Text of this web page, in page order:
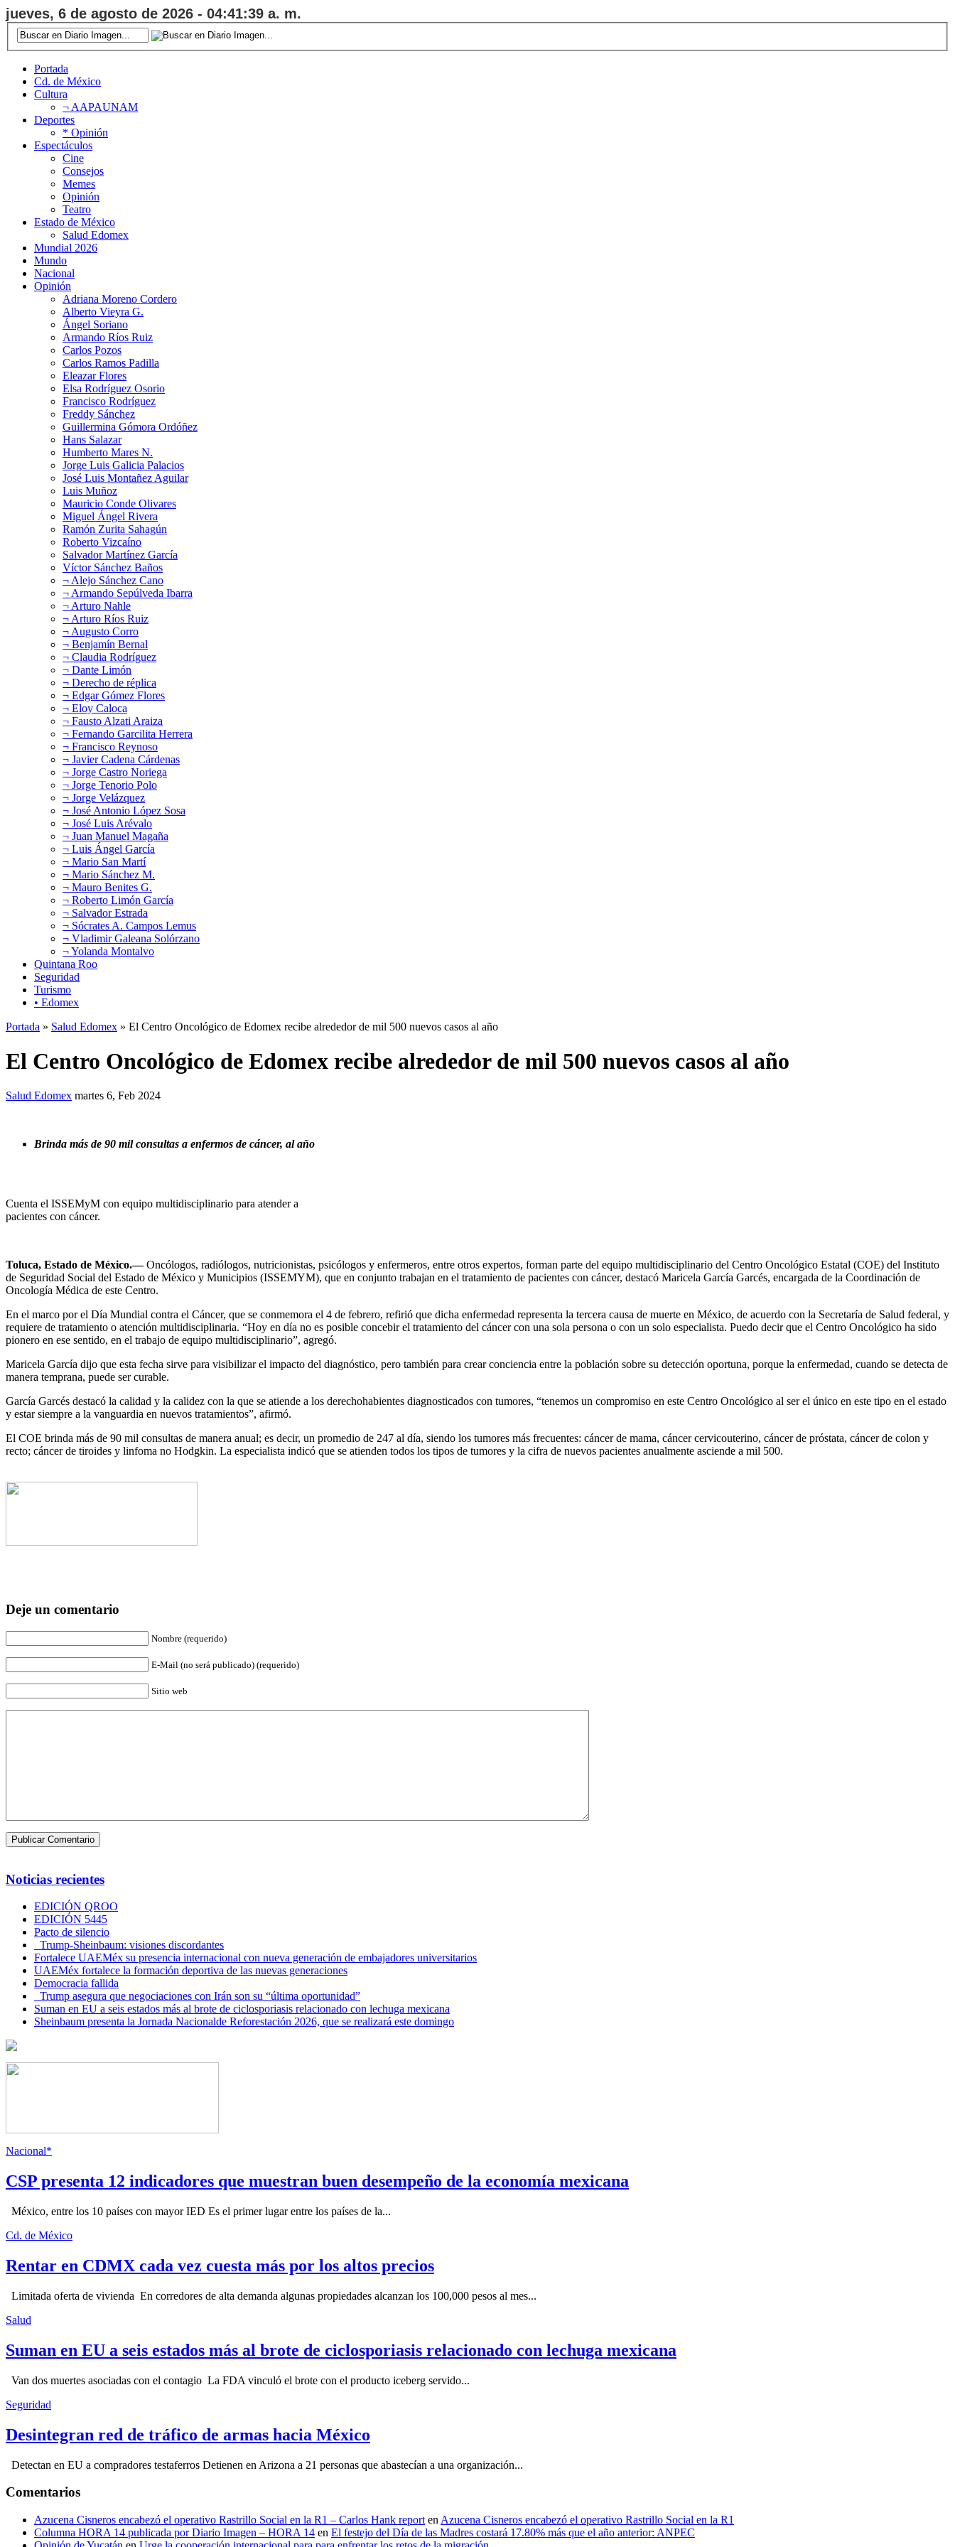
jueves, 6 de agosto de 2026 - 04:41:40 a. m.
Portada
Cd. de México
Cultura
¬ AAPAUNAM
Deportes
* Opinión
Espectáculos
Cine
Consejos
Memes
Opinión
Teatro
Estado de México
Salud Edomex
Mundial 2026
Mundo
Nacional
Opinión
Adriana Moreno Cordero
Alberto Vieyra G.
Ángel Soriano
Armando Ríos Ruiz
Carlos Pozos
Carlos Ramos Padilla
Eleazar Flores
Elsa Rodríguez Osorio
Francisco Rodríguez
Freddy Sánchez
Guillermina Gómora Ordóñez
Hans Salazar
Humberto Mares N.
Jorge Luis Galicia Palacios
José Luis Montañez Aguilar
Luis Muñoz
Mauricio Conde Olivares
Miguel Ángel Rivera
Ramón Zurita Sahagún
Roberto Vizcaíno
Salvador Martínez García
Víctor Sánchez Baños
¬ Alejo Sánchez Cano
¬ Armando Sepúlveda Ibarra
¬ Arturo Nahle
¬ Arturo Ríos Ruiz
¬ Augusto Corro
¬ Benjamín Bernal
¬ Claudia Rodríguez
¬ Dante Limón
¬ Derecho de réplica
¬ Edgar Gómez Flores
¬ Eloy Caloca
¬ Fausto Alzati Araiza
¬ Fernando Garcilita Herrera
¬ Francisco Reynoso
¬ Javier Cadena Cárdenas
¬ Jorge Castro Noriega
¬ Jorge Tenorio Polo
¬ Jorge Velázquez
¬ José Antonio López Sosa
¬ José Luis Arévalo
¬ Juan Manuel Magaña
¬ Luis Ángel García
¬ Mario San Martí
¬ Mario Sánchez M.
¬ Mauro Benites G.
¬ Roberto Limón García
¬ Salvador Estrada
¬ Sócrates A. Campos Lemus
¬ Vladimir Galeana Solórzano
¬ Yolanda Montalvo
Quintana Roo
Seguridad
Turismo
• Edomex
Portada » Salud Edomex » El Centro Oncológico de Edomex recibe alrededor de mil 500 nuevos casos al año
El Centro Oncológico de Edomex recibe alrededor de mil 500 nuevos casos al año
Salud Edomex martes 6, Feb 2024
Brinda más de 90 mil consultas a enfermos de cáncer, al año
Cuenta el ISSEMyM con equipo multidisciplinario para atender a
pacientes con cáncer.
Toluca, Estado de México.—Oncólogos, radiólogos, nutricionistas, psicólogos y enfermeros, entre otros expertos, forman parte del equipo multidisciplinario del Centro Oncológico Estatal (COE) del Instituto
de Seguridad Social del Estado de México y Municipios (ISSEMYM), que en conjunto trabajan en el tratamiento de pacientes con cáncer, destacó Maricela García Garcés, encargada de la Coordinación de
Oncología Médica de este Centro.
En el marco por el Día Mundial contra el Cáncer, que se conmemora el 4 de febrero, refirió que dicha enfermedad representa la tercera causa de muerte en México, de acuerdo con la Secretaría de Salud federal, y
requiere de tratamiento o atención multidisciplinaria. “Hoy en día no es posible concebir el tratamiento del cáncer con una sola persona o con un solo especialista. Puedo decir que el Centro Oncológico ha sido
pionero en ese sentido, en el trabajo de equipo multidisciplinario”, agregó.
Maricela García dijo que esta fecha sirve para visibilizar el impacto del diagnóstico, pero también para crear conciencia entre la población sobre su detección oportuna, porque la enfermedad, cuando se detecta de
manera temprana, puede ser curable.
García Garcés destacó la calidad y la calidez con la que se atiende a los derechohabientes diagnosticados con tumores, “tenemos un compromiso en este Centro Oncológico al ser el único en este tipo en el estado
y estar siempre a la vanguardia en nuevos tratamientos”, afirmó.
El COE brinda más de 90 mil consultas de manera anual; es decir, un promedio de 247 al día, siendo los tumores más frecuentes: cáncer de mama, cáncer cervicouterino, cáncer de próstata, cáncer de colon y
recto; cáncer de tiroides y linfoma no Hodgkin. La especialista indicó que se atienden todos los tipos de tumores y la cifra de nuevos pacientes anualmente asciende a mil 500.
Deje un comentario
Nombre (requerido)
E-Mail (no será publicado) (requerido)
Sitio web
Noticias recientes
EDICIÓN QROO
EDICIÓN 5445
Pacto de silencio
Trump-Sheinbaum: visiones discordantes
Fortalece UAEMéx su presencia internacional con nueva generación de embajadores universitarios
UAEMéx fortalece la formación deportiva de las nuevas generaciones
Democracia fallida
Trump asegura que negociaciones con Irán son su “última oportunidad”
Suman en EU a seis estados más al brote de ciclosporiasis relacionado con lechuga mexicana
Sheinbaum presenta la Jornada Nacionalde Reforestación 2026, que se realizará este domingo
Nacional*
CSP presenta 12 indicadores que muestran buen desempeño de la economía mexicana
México, entre los 10 países con mayor IED Es el primer lugar entre los países de la...
Cd. de México
Rentar en CDMX cada vez cuesta más por los altos precios
Limitada oferta de vivienda En corredores de alta demanda algunas propiedades alcanzan los 100,000 pesos al mes...
Salud
Suman en EU a seis estados más al brote de ciclosporiasis relacionado con lechuga mexicana
Van dos muertes asociadas con el contagio La FDA vinculó el brote con el producto iceberg servido...
Seguridad
Desintegran red de tráfico de armas hacia México
Detectan en EU a compradores testaferros Detienen en Arizona a 21 personas que abastecían a una organización...
Comentarios
Azucena Cisneros encabezó el operativo Rastrillo Social en la R1 – Carlos Hank report en Azucena Cisneros encabezó el operativo Rastrillo Social en la R1
Columna HORA 14 publicada por Diario Imagen – HORA 14 en El festejo del Día de las Madres costará 17.80% más que el año anterior: ANPEC